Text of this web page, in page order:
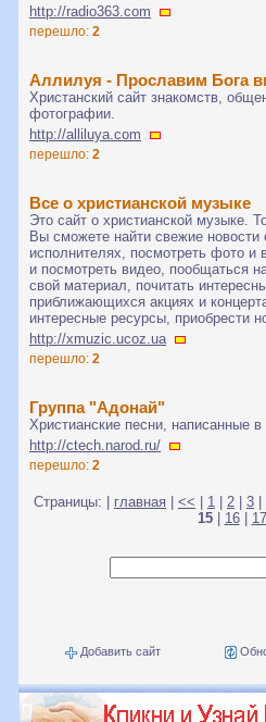
http://radio363.com
перешло: 2
Аллилуя - Прославим Бога
Христанский сайт знакомств,
фотографии.
http://alliluya.com
перешло: 2
Все о христианской музыке
Это сайт о христианской музыке.
Вы сможете найти свежие
исполнителях, посмотреть фото и
и посмотреть видео, пообщаться
свой материал, почитать
приближающихся акциях и
интересные ресурсы, приобрести
http://xmuzic.ucoz.ua
перешло: 2
Группа "Адонай"
Христианские песни, написанные
http://ctech.narod.ru/
перешло: 2
Страницы: | главная << 1 2 3
15| 16| 17
Добавить сайт